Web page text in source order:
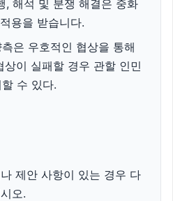
, 해석 및 분쟁 해결은 중화
용을 받습니다.
은 우호적인 협상을 통해
상이 실패할 경우 관할 인민
수 있다.
제안 사항이 있는 경우 다
오.